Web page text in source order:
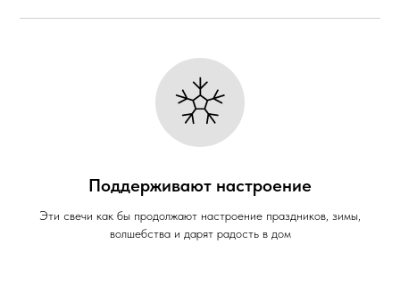
Поддерживают настроение
Эти свечи как бы продолжают настроение праздников, зимы,
волшебства и дарят радость в дом